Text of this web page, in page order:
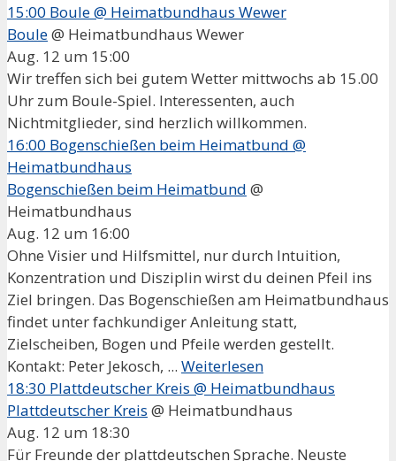
15:00 Boule@ Heimatbundhaus Wewer
Boule@ Heimatbundhaus Wewer
Aug. 12 um 15:00
Wir treffen sich bei gutem Wetter mittwochs ab 15.00
Uhr zum Boule-Spiel. Interessenten, auch
Nichtmitglieder, sind herzlich willkommen.
16:00 Bogenschießen beim Heimatbund @
Heimatbundhaus
Bogenschießen beim Heimatbund @
Heimatbundhaus
Aug. 12 um 16:00
Ohne Visier und Hilfsmittel, nur durch Intuition,
Konzentration und Disziplin wirst du deinen Pfeil ins
Ziel bringen. Das Bogenschießen am Heimatbundhaus
findet unter fachkundiger Anleitung statt,
Zielscheiben, Bogen und Pfeile werden gestellt.
Kontakt: Peter Jekosch, ... Weiterlesen
18:30 Plattdeutscher Kreis @ Heimatbundhaus
Plattdeutscher Kreis @ Heimatbundhaus
Aug. 12 um 18:30
Für Freunde der plattdeutschen Sprache. Neuste